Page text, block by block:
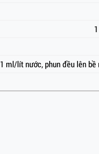
1 ml/lít nước, phun đều lên